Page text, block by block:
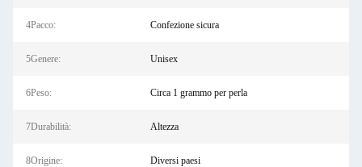
4Pacco: Confezione sicura
5Genere: Unisex
6Peso: Circa 1 grammo per perla
7Durabilità: Altezza
8Origine: Diversi paesi